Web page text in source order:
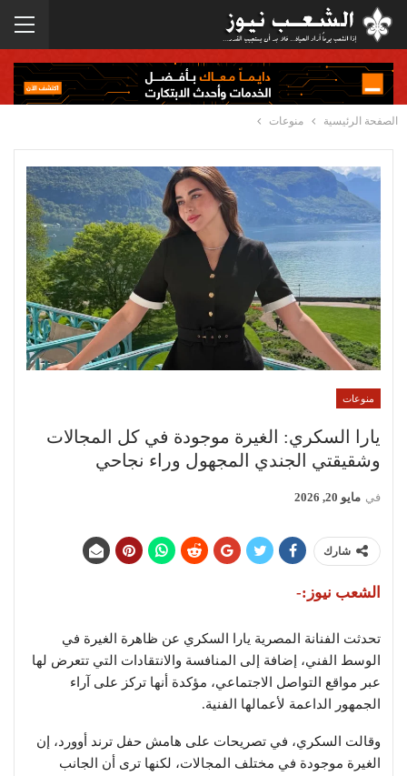
الصفحة الرئيسية منوعات
منوعات
يارا السكري: الغيرة موجودة في كل المجالات
وشقيقتي الجندي المجهول وراء نجاحي
في مايو 20, 2026
شارك
الشعب نيوز:-
تحدثت الفنانة المصرية يارا السكري عن ظاهرة الغيرة في
الوسط الفني، إضافة إلى المنافسة والانتقادات التي تتعرض لها
عبر مواقع التواصل الاجتماعي، مؤكدة أنها تركز على آراء
الجمهور الداعمة لأعمالها الفنية.
وقالت السكري، في تصريحات على هامش حفل ترند أوورد، إن
الغيرة موجودة في مختلف المجالات، لكنها ترى أن الجانب